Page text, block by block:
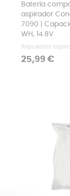
Batería
aspirador
7090 |
WH, 14.8V
Repuestos
Precio
25,99 €